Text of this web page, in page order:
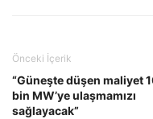
Önceki İçerik
“Güneşte düşen maliyet
bin MW’ye ulaşmamızı
sağlayacak”